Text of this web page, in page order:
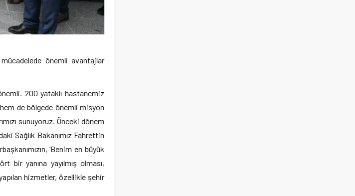
mücadelede önemli avantajlar
200 yataklı hastanemiz
de bölgede önemli misyon
sunuyoruz. Önceki dönem
Sağlık Bakanımız Fahrettin
‘Benim en büyük
bir yanına yayılmış olması,
hizmetler, özellikle şehir